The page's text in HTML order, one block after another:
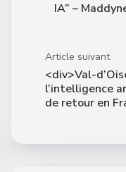
IA” –
Article suivant
<div>Val-
l’intelligence
de retour en